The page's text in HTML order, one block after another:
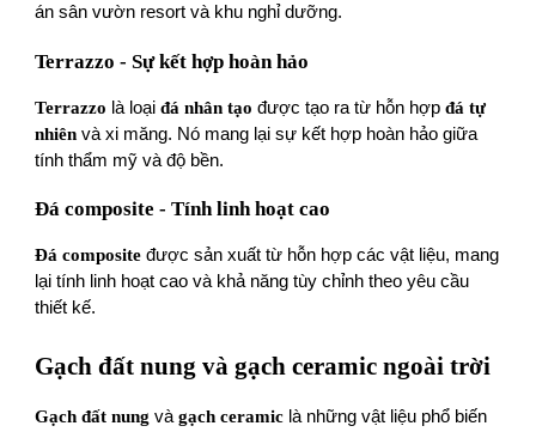
án sân vườn resort và khu nghỉ dưỡng.
Terrazzo - Sự kết hợp hoàn hảo
Terrazzo là loạiđá nhân tạo được tạo ra từ hỗn hợpđá tự
nhiên và xi măng. Nó mang lại sự kết hợp hoàn hảo giữa
tính thẩm mỹ và độ bền.
Đá composite - Tính linh hoạt cao
Đá composite được sản xuất từ hỗn hợp các vật liệu, mang
lại tính linh hoạt cao và khả năng tùy chỉnh theo yêu cầu
thiết kế.
Gạch đất nung và gạch ceramic ngoài trời
Gạch đất nung vàgạch ceramic là những vật liệu phổ biến